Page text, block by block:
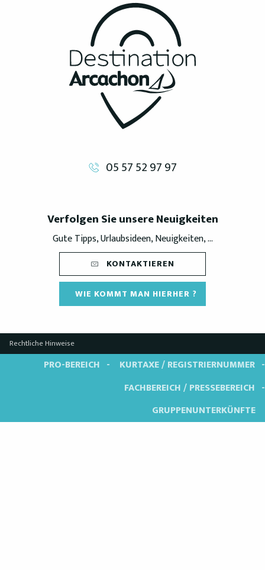
05 57 52 97 97
Verfolgen Sie unsere Neuigkeiten
Gute Tipps, Urlaubsideen, Neuigkeiten, ...
KONTAKTIEREN
WIE KOMMT MAN HIERHER ?
Rechtliche Hinweise
PRO-BEREICH
KURTAXE / REGISTRIERNUMMER
FACHBEREICH / PRESSEBEREICH
GRUPPENUNTERKÜNFTE